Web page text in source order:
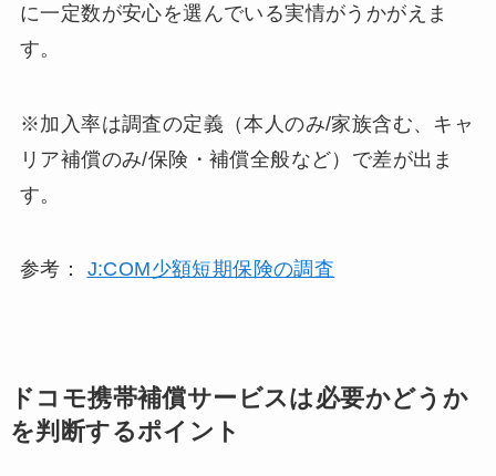
に一定数が安心を選んでいる実情がうかがえま
す。
※加入率は調査の定義（本人のみ/家族含む、キャ
リア補償のみ/保険・補償全般など）で差が出ま
す。
参考： J:COM少額短期保険の調査
ドコモ携帯補償サービスは必要かどうか
を判断するポイント